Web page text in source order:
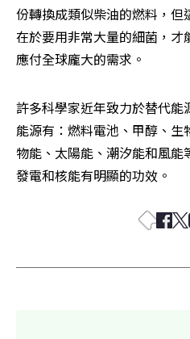
份轉換成類似柴油的燃料，但
在於要用非常大量的細菌，
應付全球龐大的需求。
許多科學家近年致力於替代
能源有：燃料電池、甲醇、
物能、太陽能、潮汐能和風
發電和核能有明顯的功效。